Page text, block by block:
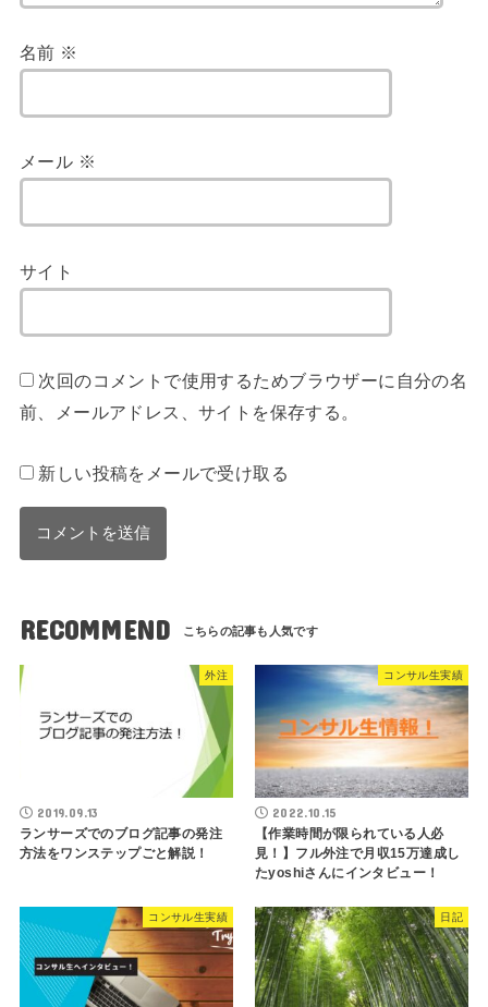
名前 ※
メール ※
サイト
次回のコメントで使用するためブラウザーに自分の名
前、メールアドレス、サイトを保存する。
新しい投稿をメールで受け取る
RECOMMEND
外注
2019.09.13
ランサーズでのブログ記事の発注
方法をワンステップごと解説！
コンサル生実績
2022.10.15
【作業時間が限られている人必
見！】フル外注で月収15万達成し
たyoshiさんにインタビュー！
コンサル生実績 日記